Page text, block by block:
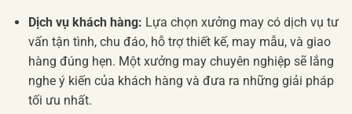
Dịch vụ khách hàng: Lựa chọn xưởng may có dịch vụ tư
vấn tận tình, chu đáo, hỗ trợ thiết kế, may mẫu, và giao
hàng đúng hẹn. Một xưởng may chuyên nghiệp sẽ lắng
nghe ý kiến của khách hàng và đưa ra những giải pháp
tối ưu nhất.